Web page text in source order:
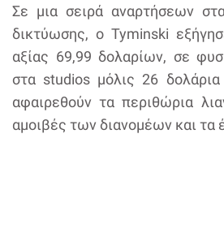
Σε μια σειρά αναρτήσεων
δικτύωσης, ο Tyminski
αξίας 69,99 δολαρίων, σε
στα studios μόλις 26
αφαιρεθούν τα περιθώρια
αμοιβές των διανομέων και τα